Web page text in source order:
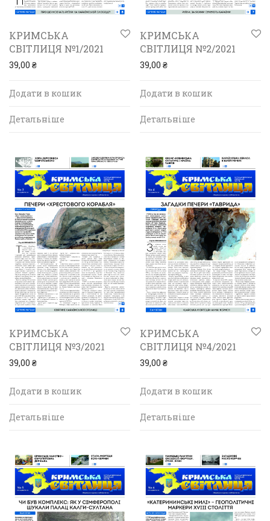
КРИМСЬКА
СВІТЛИЦЯ №1/2021
39,00 ₴
Додати в кошик
Детальніше
КРИМСЬКА
СВІТЛИЦЯ №2/2021
39,00 ₴
Додати в кошик
Детальніше
КРИМСЬКА
СВІТЛИЦЯ №3/2021
39,00 ₴
Додати в кошик
Детальніше
КРИМСЬКА
СВІТЛИЦЯ №4/2021
39,00 ₴
Додати в кошик
Детальніше